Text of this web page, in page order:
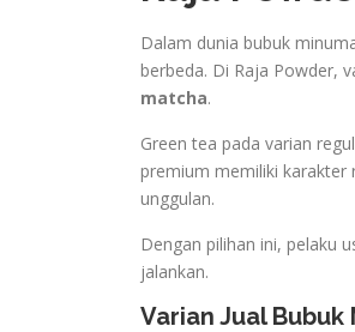
Dalam dunia bubuk
berbeda. Di Raja Powder,
matcha.
Green tea pada varian
premium memiliki karakter
unggulan.
Dengan pilihan ini, pelaku
jalankan.
Varian Jual